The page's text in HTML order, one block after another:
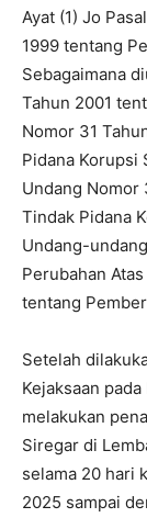
Ayat (1) Jo
1999 tentang
Sebagaimana
Tahun 2001
Nomor 31
Pidana Korupsi
Undang Nomor
Tindak Pidana
Undang-
Perubahan
tentang
Setelah
Kejaksaan
melakukan
Siregar di
selama 20 hari
2025 sampai